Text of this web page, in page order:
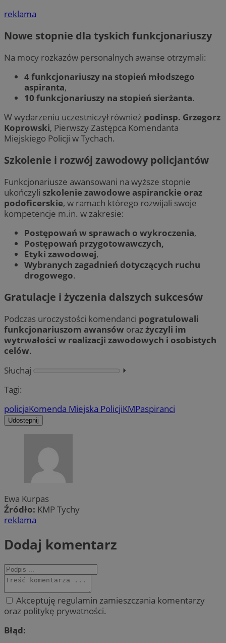
reklama
Nowe stopnie dla tyskich funkcjonariuszy
Na mocy rozkazów personalnych awanse otrzymali:
4 funkcjonariuszy na stopień młodszego
aspiranta,
10 funkcjonariuszy na stopień sierżanta.
W wydarzeniu uczestniczył również podinsp. Grzegorz
Koprowski, Pierwszy Zastępca Komendanta
Miejskiego Policji w Tychach.
Szkolenie i rozwój zawodowy policjantów
Funkcjonariusze awansowani na wyższe stopnie
ukończyli szkolenie zawodowe aspiranckie oraz
podoficerskie, w ramach którego rozwijali swoje
kompetencje m.in. w zakresie:
Postępowań w sprawach o wykroczenia,
Postępowań przygotowawczych,
Etyki zawodowej,
Wybranych zagadnień dotyczących ruchu
drogowego.
Gratulacje i życzenia dalszych sukcesów
Podczas uroczystości komendanci pogratulowali
funkcjonariuszom awansów orazżyczyli im
wytrwałości w realizacji zawodowych i osobistych
celów.
Słuchaj
⏵︎
Tagi:
policjaKomenda Miejska PolicjiKMPaspiranci
Udostępnij
Ewa Kurpas
Źródło: KMP Tychy
reklama
Dodaj komentarz
Akceptuję regulamin zamieszczania komentarzy
oraz politykę prywatności.
Błąd: